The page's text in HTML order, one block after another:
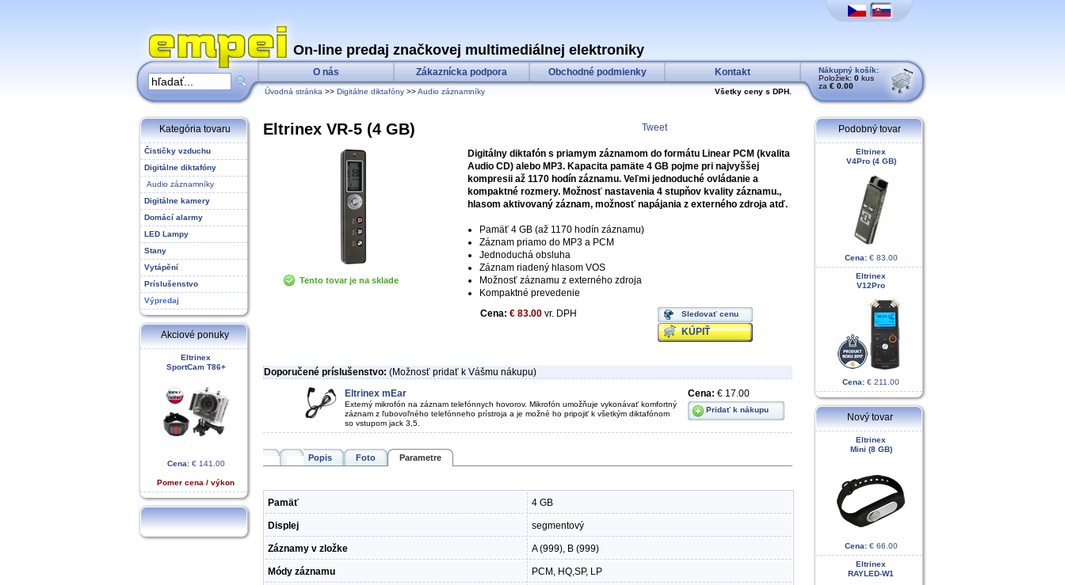
On-line predaj značkovej multimediálnej elektroniky
O nás Zákaznícka podpora Obchodné podmienky Kontakt
Úvodná stránka >> Digitálne diktafóny >>Audio záznamníky Všetky ceny s DPH.
Nákupný košík:
Položiek: 0 kus
za € 0.00
Kategória tovaru
Čističky vzduchu
Digitálne diktafóny
Audio záznamníky
Digitálne kamery
Domácí alarmy
LED Lampy
Stany
Vytápění
Príslušenstvo
Výpredaj
Akciové ponuky
Eltrinex
SportCam T86+
Cena:€ 141.00
Pomer cena / výkon
Eltrinex VR-5 (4 GB) Tweet
Tento tovar je na sklade
Digitálny diktafón s priamym záznamom do formátu Linear PCM (kvalita
Audio CD) alebo MP3. Kapacita pamäte 4 GB pojme pri najvyššej
kompresii až 1170 hodín záznamu. Veľmi jednoduché ovládanie a
kompaktné rozmery. Možnosť nastavenia 4 stupňov kvality záznamu.,
hlasom aktivovaný záznam, možnosť napájania z externého zdroja atď.
Pamäť 4 GB (až 1170 hodín záznamu)
Záznam priamo do MP3 a PCM
Jednoduchá obsluha
Záznam riadený hlasom VOS
Možnosť záznamu z externého zdroja
Kompaktné prevedenie
Cena: € 83.00 vr. DPH Sledovať cenu
KÚPIŤ
Doporučené príslušenstvo: (Možnosť pridať k Vášmu nákupu)
Eltrinex mEar
Externý mikrofón na záznam telefónnych hovorov. Mikrofón umožňuje vykonávať komfortný
záznam z ľubovoľného telefónneho prístroja a je možné ho pripojiť k všetkým diktafónom
so vstupom jack 3,5.
Cena: € 17.00
Pridať k nákupu
Popis Foto Parametre
Pamäť 4 GB
Displej segmentový
Záznamy v zložke A (999), B (999)
Módy záznamu PCM, HQ,SP, LP
Podobný tovar
Eltrinex
V4Pro (4 GB)
Cena:€ 83.00
Eltrinex
V12Pro
Cena: € 211.00
Nový tovar
Eltrinex
Mini (8 GB)
Cena:€ 66.00
Eltrinex
RAYLED-W1